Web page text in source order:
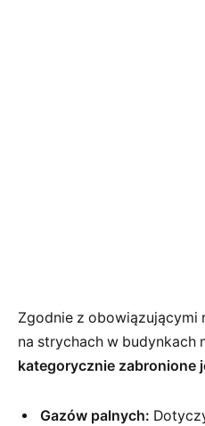
Zgodnie z obowiązującymi
na strychach w budynkach
kategorycznie zabronione
Gazów palnych: